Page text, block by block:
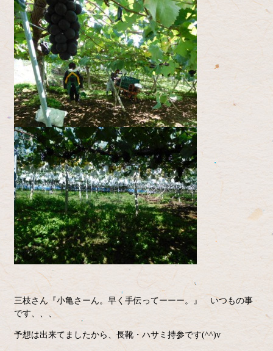
三枝さん『小亀さーん。早く手伝ってーーー。』 いつもの事
です、、、
予想は出来てましたから、長靴・ハサミ持参です(^^)v